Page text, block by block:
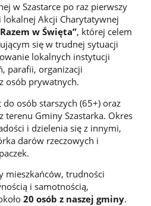
w Szastarce po raz pierwszy
Akcji Charytatywnej
Razem w Święta”, której celem
się w trudnej sytuacji
lokalnych instytucji
parafii, organizacji
osób prywatnych.
osób starszych (65+) oraz
terenu Gminy Szastarka. Okres
i dzielenia się z innymi,
darów rzeczowych i
mieszkańców, trudności
i samotnością,
20 osób z naszej gminy.